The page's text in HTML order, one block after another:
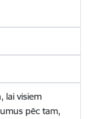
lai visiem
pēc tam,